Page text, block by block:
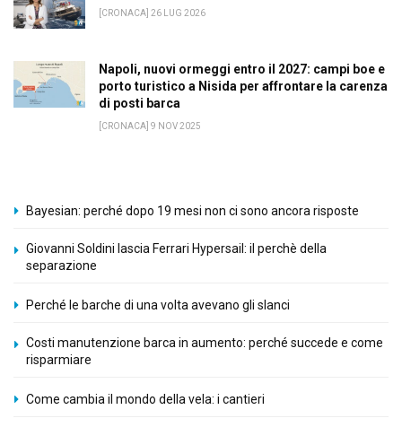
[CRONACA] 26 LUG 2026
Napoli, nuovi ormeggi entro il 2027: campi boe e
porto turistico a Nisida per affrontare la carenza
di posti barca
[CRONACA] 9 NOV 2025
Bayesian: perché dopo 19 mesi non ci sono ancora risposte
Giovanni Soldini lascia Ferrari Hypersail: il perchè della
separazione
Perché le barche di una volta avevano gli slanci
Costi manutenzione barca in aumento: perché succede e come
risparmiare
Come cambia il mondo della vela: i cantieri